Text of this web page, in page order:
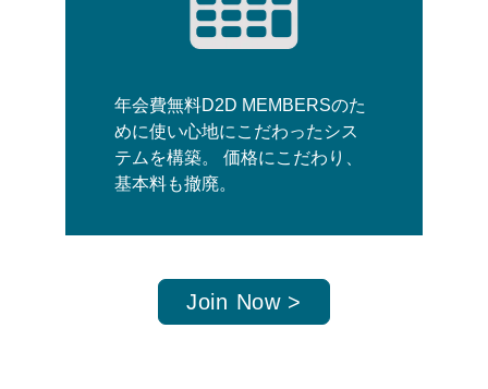
年会費無料D2D MEMBERSのた
めに使い心地にこだわったシス
テムを構築。 価格にこだわり、
基本料も撤廃。
Join Now >